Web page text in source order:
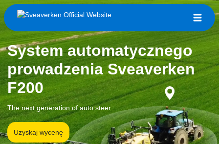
System automatycznego
prowadzenia Sveaverken
F200
The next generation of auto steer.
Uzyskaj wycenę